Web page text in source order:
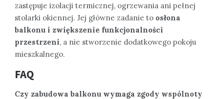
zastępuje izolacji termicznej, ogrzewania ani pełnej
stolarki okiennej. Jej główne zadanie to osłona
balkonu i zwiększenie funkcjonalności
przestrzeni, a nie stworzenie dodatkowego pokoju
mieszkalnego.
FAQ
Czy zabudowa balkonu wymaga zgody wspólnoty